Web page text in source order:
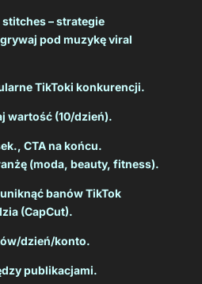
– strategie
pod muzykę viral
TikToki konkurencji.
wartość (10/dzień).
CTA na końcu.
(moda, beauty, fitness).
banów TikTok
(CapCut).
dzień/konto.
publikacjami.